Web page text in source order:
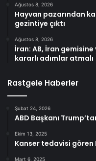
Ağustos 8, 2026
Hayvan pazarından
gezintiye çıktı
Ağustos 8, 2026
İran: AB, İran gemisine
kararlı adımlar atmalı
Rastgele Haberler
Şubat 24, 2026
ABD Başkanı
Ekim 13, 2025
Kanser tedavisi gören
Mart 6, 2025